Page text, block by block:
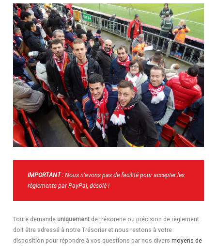
IMPORTANT : Nous n’avons pas de facilité pour accepter les
règlements par PayPal, désolé !
Toute demande uniquementde trésorerie ou précision de règlement
doit être adressé à notre Trésorier et nous restons à votre
disposition pour répondre à vos questions par nos divers moyens de